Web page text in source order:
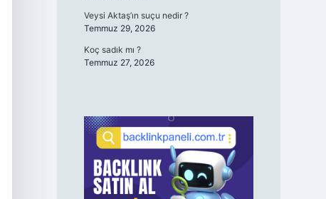
Veysi Aktaş’ın suçu nedir ?
Temmuz 29, 2026
Koç sadık mı ?
Temmuz 27, 2026